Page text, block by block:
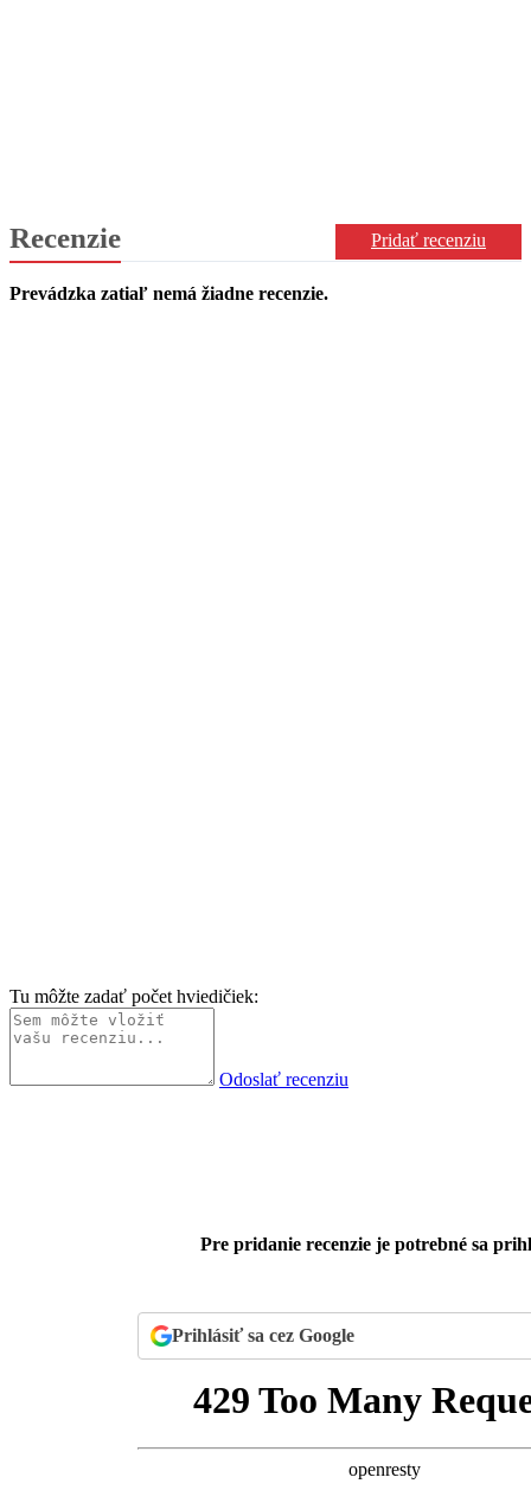
Recenzie Pridať recenziu
Prevádzka zatiaľ nemá žiadne recenzie.
Tu môžte zadať počet hviedičiek:
Odoslať recenziu
Pre pridanie recenzie je potrebné sa
Prihlásiť sa cez Google